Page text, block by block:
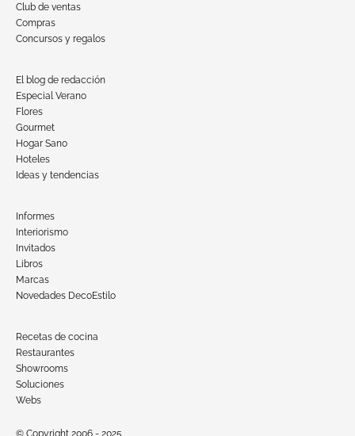
Club de ventas
Compras
Concursos y regalos
El blog de redacción
Especial Verano
Flores
Gourmet
Hogar Sano
Hoteles
Ideas y tendencias
Informes
Interiorismo
Invitados
Libros
Marcas
Novedades DecoEstilo
Recetas de cocina
Restaurantes
Showrooms
Soluciones
Webs
© Copyright 2006 - 2025